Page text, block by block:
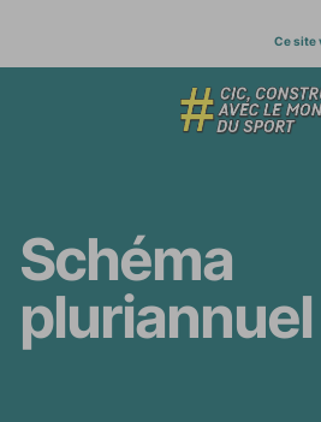
Ce site
Schéma
pluriannuel